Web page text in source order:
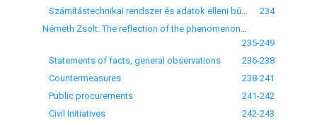
234
235-249
Statements of facts, general observations
236-238
Countermeasures
238-241
Public procurements
241-242
Civil Initiatives
242-243